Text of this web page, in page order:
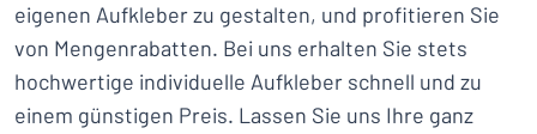
eigenen Aufkleber zu gestalten, und profitieren Sie
von Mengenrabatten. Bei uns erhalten Sie stets
hochwertige individuelle Aufkleber schnell und zu
einem günstigen Preis. Lassen Sie uns Ihre ganz